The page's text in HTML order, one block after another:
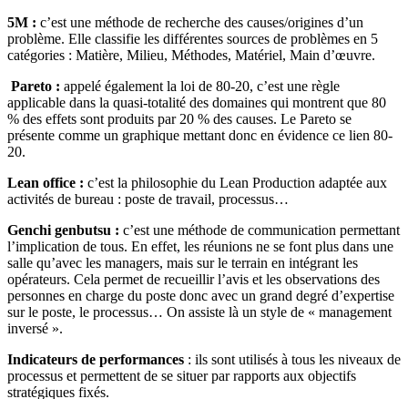
5M : c’est une méthode de recherche des causes/origines d’un
problème. Elle classifie les différentes sources de problèmes en 5
catégories : Matière, Milieu, Méthodes, Matériel, Main d’œuvre.
Pareto : appelé également la loi de 80-20, c’est une règle
applicable dans la quasi-totalité des domaines qui montrent que 80
% des effets sont produits par 20 % des causes. Le Pareto se
présente comme un graphique mettant donc en évidence ce lien 80-
20.
Lean office : c’est la philosophie du Lean Production adaptée aux
activités de bureau : poste de travail, processus…
Genchi genbutsu : c’est une méthode de communication permettant
l’implication de tous. En effet, les réunions ne se font plus dans une
salle qu’avec les managers, mais sur le terrain en intégrant les
opérateurs. Cela permet de recueillir l’avis et les observations des
personnes en charge du poste donc avec un grand degré d’expertise
sur le poste, le processus… On assiste là un style de « management
inversé ».
Indicateurs de performances : ils sont utilisés à tous les niveaux de
processus et permettent de se situer par rapports aux objectifs
stratégiques fixés.